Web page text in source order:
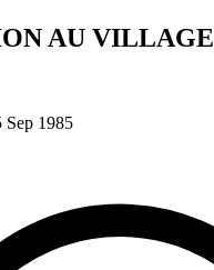
AU VILLAGE
Sep 1985